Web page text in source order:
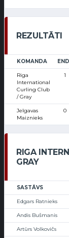
REZULTĀTI
KOMANDA END
Riga
International
Curling Club
/ Gray
1
Jelgavas
Maiznieks
0
RIGA
GRAY
SASTĀVS
Edgars Ratnieks
Andis Bušmanis
Artūrs Volkovičs